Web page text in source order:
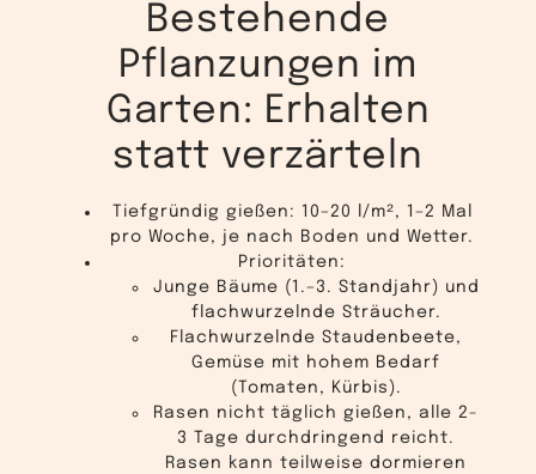
Bestehende
Pflanzungen im
Garten: Erhalten
statt verzärteln
Tiefgründig gießen: 10–20 l/m², 1–2 Mal
pro Woche, je nach Boden und Wetter.
Prioritäten:
Junge Bäume (1.–3. Standjahr) und
flachwurzelnde Sträucher.
Flachwurzelnde Staudenbeete,
Gemüse mit hohem Bedarf
(Tomaten, Kürbis).
Rasen nicht täglich gießen, alle 2-
3 Tage durchdringend reicht.
Rasen kann teilweise dormieren